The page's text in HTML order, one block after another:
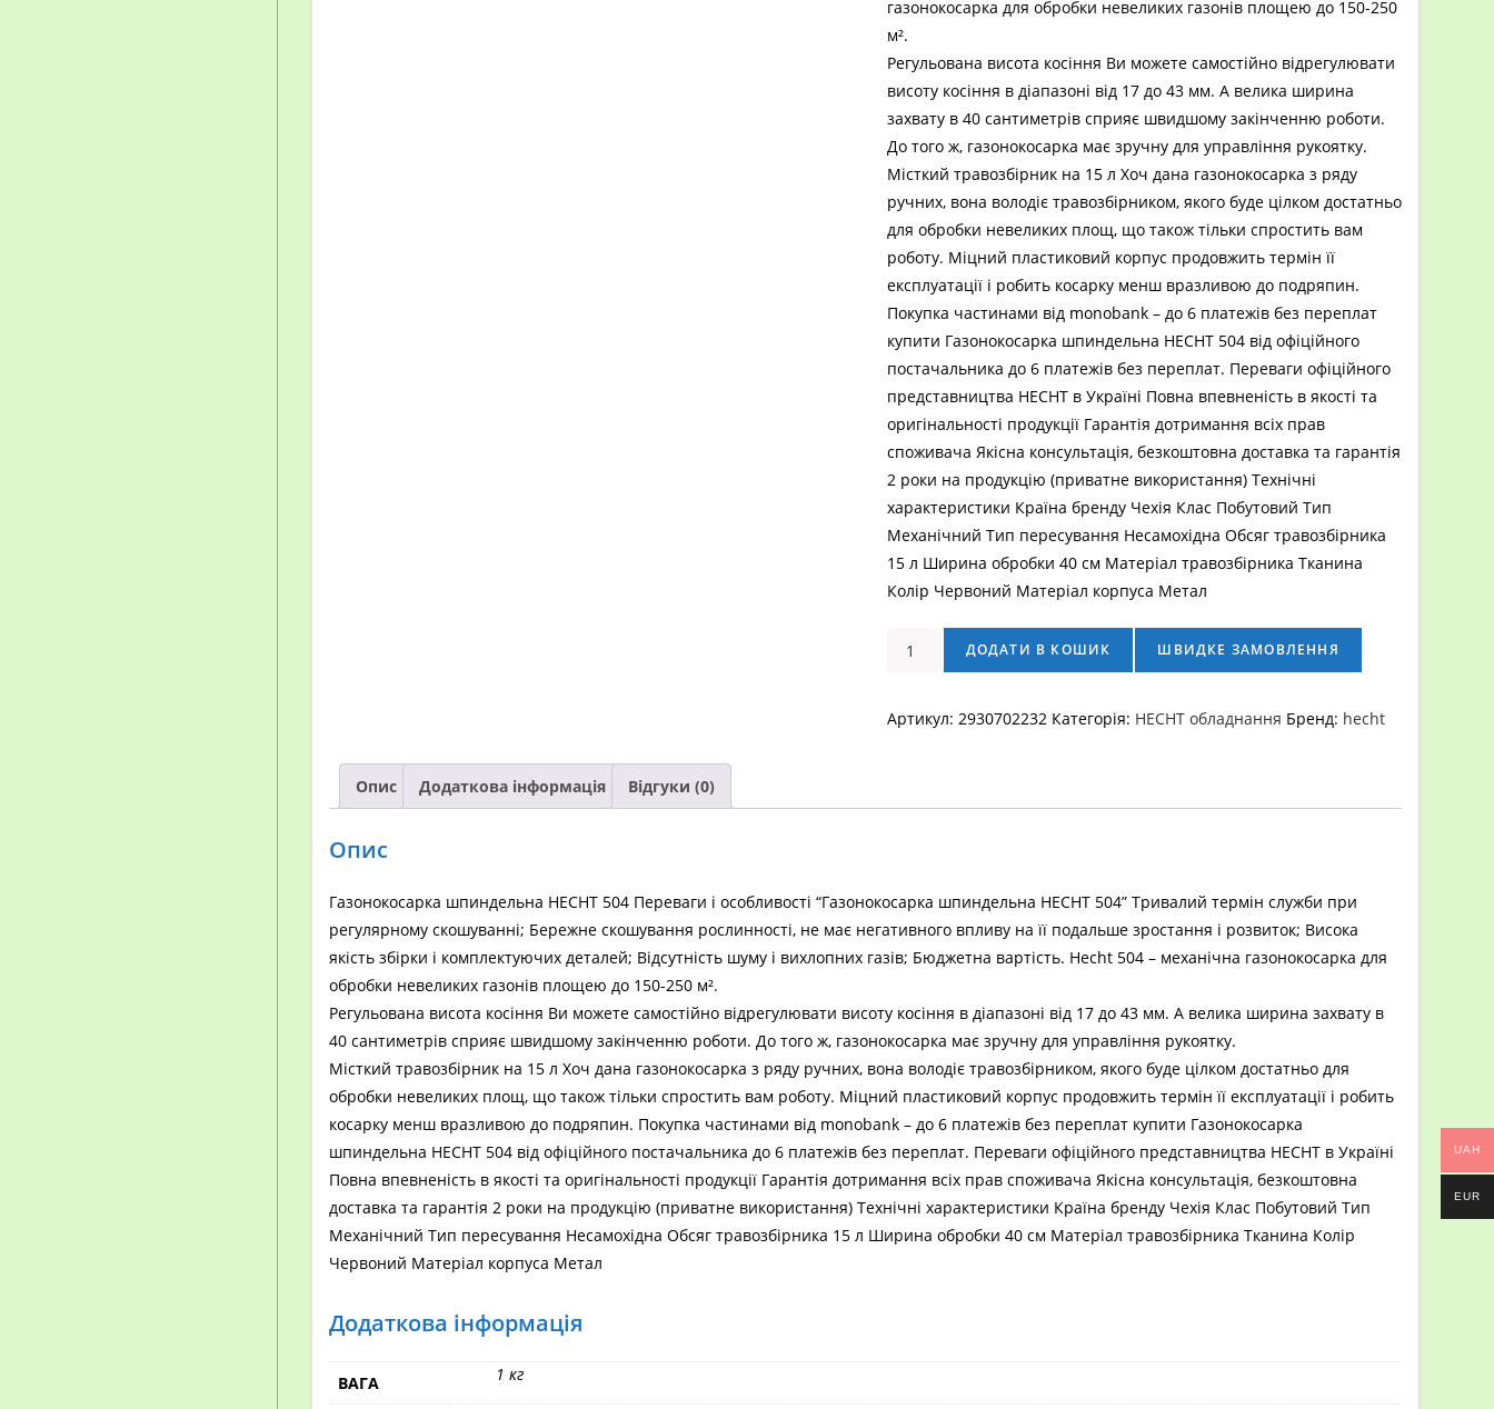
газонокосарка для обробки невеликих газонів площею до 150-250
м².
Регульована висота косіння Ви можете самостійно відрегулювати
висоту косіння в діапазоні від 17 до 43 мм. А велика ширина
захвату в 40 сантиметрів сприяє швидшому закінченню роботи.
До того ж, газонокосарка має зручну для управління рукоятку.
Місткий травозбірник на 15 л Хоч дана газонокосарка з ряду
ручних, вона володіє травозбірником, якого буде цілком достатньо
для обробки невеликих площ, що також тільки спростить вам
роботу. Міцний пластиковий корпус продовжить термін її
експлуатації і робить косарку менш вразливою до подряпин.
Покупка частинами від monobank – до 6 платежів без переплат
купити Газонокосарка шпиндельна HECHT 504 від офіційного
постачальника до 6 платежів без переплат. Переваги офіційного
представництва HECHT в Україні Повна впевненість в якості та
оригінальності продукції Гарантія дотримання всіх прав
споживача Якісна консультація, безкоштовна доставка та гарантія
2 роки на продукцію (приватне використання) Технічні
характеристики Країна бренду Чехія Клас Побутовий Тип
Механічний Тип пересування Несамохідна Обсяг травозбірника
15 л Ширина обробки 40 см Матеріал травозбірника Тканина
Колір Червоний Матеріал корпуса Метал
Газонокосарка
шпиндельна
504
ДОДАТИ В КОШИК ШВИДКЕ ЗАМОВЛЕННЯ
Артикул: 2930702232 Категорія: HECHT обладнання Бренд: hecht
Опис Додаткова інформація Відгуки (0)
Опис
Газонокосарка шпиндельна HECHT 504 Переваги і особливості “Газонокосарка шпиндельна HECHT 504” Тривалий термін служби при
регулярному скошуванні; Бережне скошування рослинності, не має негативного впливу на її подальше зростання і розвиток; Висока
якість збірки і комплектуючих деталей; Відсутність шуму і вихлопних газів; Бюджетна вартість. Hecht 504 – механічна газонокосарка для
обробки невеликих газонів площею до 150-250 м².
Регульована висота косіння Ви можете самостійно відрегулювати висоту косіння в діапазоні від 17 до 43 мм. А велика ширина захвату в
40 сантиметрів сприяє швидшому закінченню роботи. До того ж, газонокосарка має зручну для управління рукоятку.
Місткий травозбірник на 15 л Хоч дана газонокосарка з ряду ручних, вона володіє травозбірником, якого буде цілком достатньо для
обробки невеликих площ, що також тільки спростить вам роботу. Міцний пластиковий корпус продовжить термін її експлуатації і робить
косарку менш вразливою до подряпин. Покупка частинами від monobank – до 6 платежів без переплат купити Газонокосарка
шпиндельна HECHT 504 від офіційного постачальника до 6 платежів без переплат. Переваги офіційного представництва HECHT в Україні
Повна впевненість в якості та оригінальності продукції Гарантія дотримання всіх прав споживача Якісна консультація, безкоштовна
доставка та гарантія 2 роки на продукцію (приватне використання) Технічні характеристики Країна бренду Чехія Клас Побутовий Тип
Механічний Тип пересування Несамохідна Обсяг травозбірника 15 л Ширина обробки 40 см Матеріал травозбірника Тканина Колір
Червоний Матеріал корпуса Метал
Додаткова інформація
ВАГА 1 кг
UAH
EUR